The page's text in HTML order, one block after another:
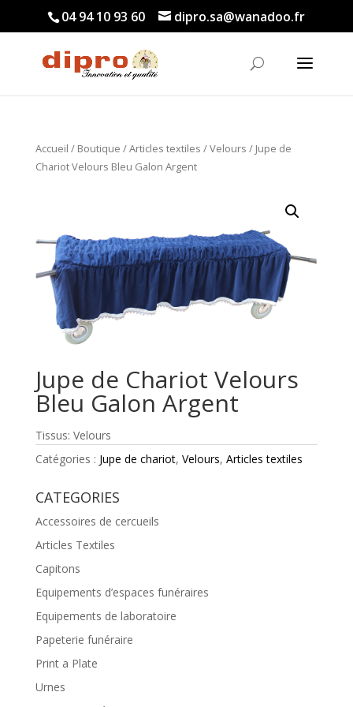
04 94 10 93 60 dipro.sa@wanadoo.fr
Accueil / Boutique /Articles textiles /Velours / Jupe de
Chariot Velours Bleu Galon Argent
Jupe de Chariot Velours
Bleu Galon Argent
Tissus: Velours
Catégories : Jupe de chariot, Velours, Articles textiles
CATEGORIES
Accessoires de cercueils
Articles Textiles
Capitons
Equipements d’espaces funéraires
Equipements de laboratoire
Papeterie funéraire
Print a Plate
Urnes